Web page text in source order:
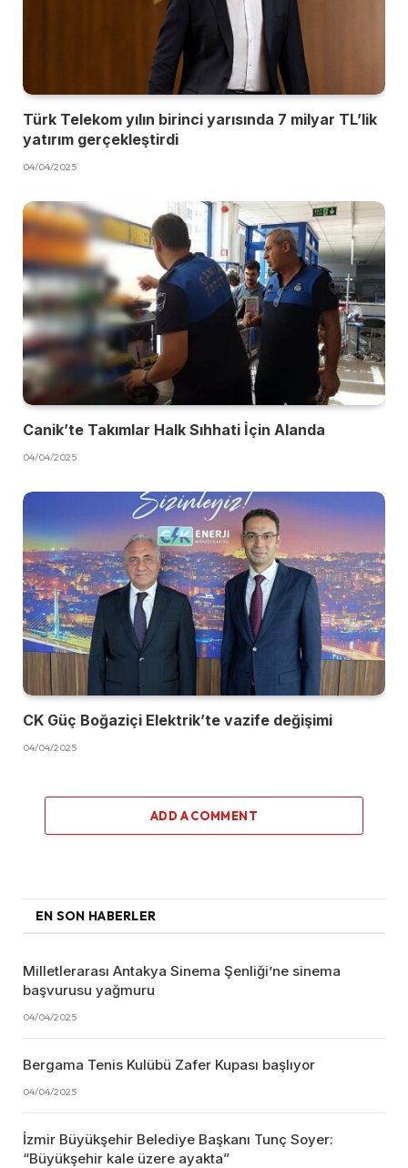
Türk Telekom yılın birinci yarısında 7 milyar TL’lik
yatırım gerçekleştirdi
04/04/2025
Canik’te Takımlar Halk Sıhhati İçin Alanda
04/04/2025
CK Güç Boğaziçi Elektrik’te vazife değişimi
04/04/2025
ADD A COMMENT
EN SON HABERLER
Milletlerarası Antakya Sinema Şenliği’ne sinema
başvurusu yağmuru
04/04/2025
Bergama Tenis Kulübü Zafer Kupası başlıyor
04/04/2025
İzmir Büyükşehir Belediye Başkanı Tunç Soyer:
“Büyükşehir kale üzere ayakta”